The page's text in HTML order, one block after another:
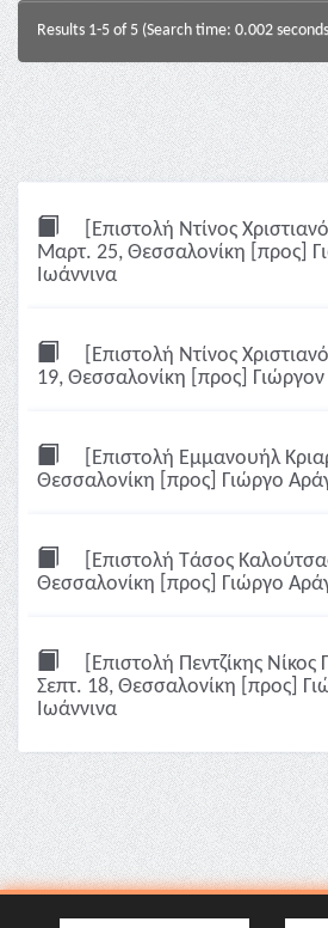
Results 1-5 of 5 (Search time: 0.002
[Επιστολή Ντίνος
Μαρτ. 25, Θεσσαλονίκη [προς]
Ιωάννινα
[Επιστολή Ντίνος
19, Θεσσαλονίκη [προς]
[Επιστολή Εμμανουήλ
Θεσσαλονίκη [προς] Γιώργο
[Επιστολή Τάσος
Θεσσαλονίκη [προς] Γιώργο
[Επιστολή Πεντζίκης
Σεπτ. 18, Θεσσαλονίκη [προς]
Ιωάννινα